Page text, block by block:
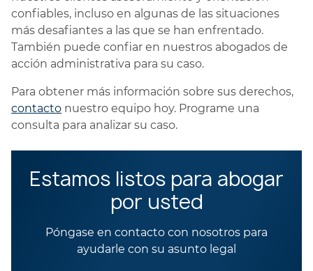
confiables, incluso en algunas de las situaciones
más desafiantes a las que se han enfrentado.
También puede confiar en nuestros abogados de
acción administrativa para su caso.
Para obtener más información sobre sus derechos,
contacto nuestro equipo hoy. Programe una
consulta para analizar su caso.
Estamos listos para abogar
por usted
Póngase en contacto con nosotros para
ayudarle con su asunto legal